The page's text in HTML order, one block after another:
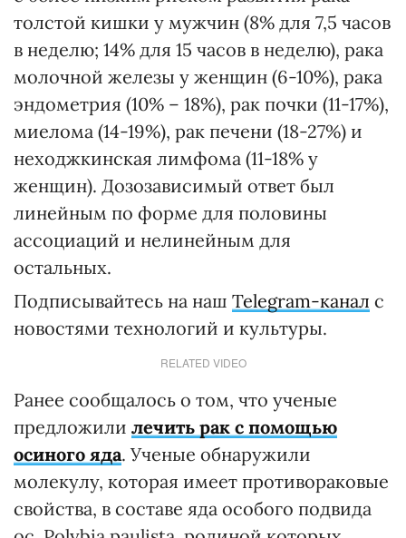
толстой кишки у мужчин (8% для 7,5 часов
в неделю; 14% для 15 часов в неделю), рака
молочной железы у женщин (6-10%), рака
эндометрия (10% – 18%), рак почки (11-17%),
миелома (14-19%), рак печени (18-27%) и
неходжкинская лимфома (11-18% у
женщин). Дозозависимый ответ был
линейным по форме для половины
ассоциаций и нелинейным для
остальных.
Подписывайтесь на наш Telegram-канал с
новостями технологий и культуры.
RELATED VIDEO
Ранее сообщалось о том, что ученые
предложили лечить рак с помощью
осиного яда. Ученые обнаружили
молекулу, которая имеет противораковые
свойства, в составе яда особого подвида